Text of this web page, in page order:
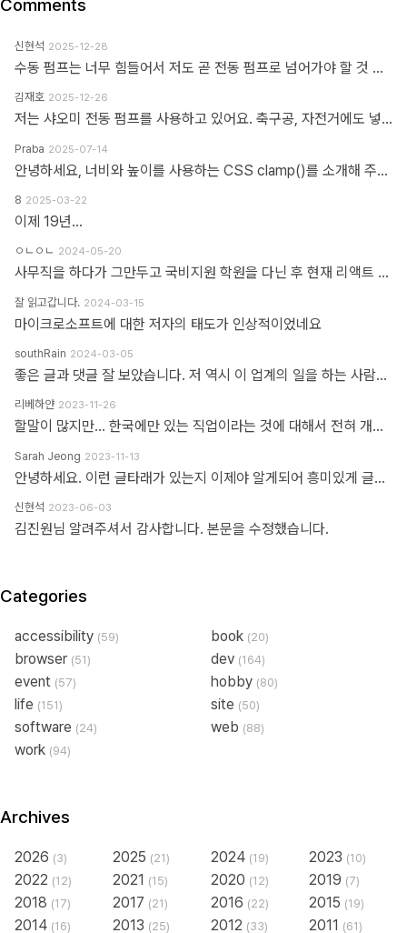
Comments
신현석 2025-12-28
수동 펌프는 너무 힘들어서 저도 곧 전동 펌프로 넘어가야 할 것 같네요.
김재호 2025-12-26
저는 샤오미 전동 펌프를 사용하고 있어요. 축구공, 자전거에도 넣을 수 있고 자동차 바퀴에도 넣을 수 있어요. 아주 만족스럽습니다.
Praba 2025-07-14
안녕하세요, 너비와 높이를 사용하는 CSS clamp()를 소개해 주셔서 감사합니다. 작업 부담을 최소화하기 위해 calc(), min, max 등 언급하신 모든 기능을 갖춘 도구를 개발했습니다. https://clampgenerator.com/tools/layout-spacing-size/?property=width 에서 확인해 보세요. 즐거운 코딩 되세요.
8 2025-03-22
이제 19년...
ㅇㄴㅇㄴ 2024-05-20
사무직을 하다가 그만두고 국비지원 학원을 다닌 후 현재 리액트 개발자로 일하고 있습니다 다행인지 불행인지(?) 컴퓨터 학원을 간게 아니라 디자인 학원을 가게 되었고 그곳에서는 퍼블리셔와 프론트엔드 개발자의 용어를 혼동해서 사용하였습니다 즉 저는 한동한 "HTML 마크업 + 스타일링 + 약간의 이벤트" 오로지 "사용자가 보고 있는 부분"만 다루는 작업이 "프론트엔드 개발"로 알고 있었습니다 ============> 우리가 흔히 퍼블리셔라고 불리는 영역입니다 하지만 학습할수록 사용자 영역과 소위 백엔드라고 불리는 영역과의 호환이 필요하다는 것을 알게 되었고 그때부터 지금까지 배웠던것과 전혀 다른 역할과 기능들을 학습하게 되었습니다 즉 자바스크립트도 event와 document 부분이 아닌 배열과 객체를 편집하는 것을 배워야 하고 API를 호출해 어떻게 사용자 영역으로 가져와야 하는가 등등 기존 퍼블리셔 역할군과 전혀 다른 것들을 다루게 되었습니다 ============> 이것이 프론트엔드 영역입니다 제가 두 가지 길을 모두 걸어본 바 프론트엔드 개발은 퍼블리셔의 완벽한 상위 호환이고 추구하는 목적도, 기술도 완전히 다릅니다 처음부터 다른 길을 가야하고 생각의 구조도 다르게 가야합니다 그런 의미에서 처음에 퍼블리셔라는 말이 처음에는 편가르기 하는것처럼 싫었지만 지금은 명확하게 길을 제시한다는 관점에서 좋다는 생각을 해봅니다
잘 읽고갑니다. 2024-03-15
마이크로소프트에 대한 저자의 태도가 인상적이었네요
southRain 2024-03-05
좋은 글과 댓글 잘 보았습니다. 저 역시 이 업계의 일을 하는 사람으로써 '웹퍼블리셔' 라는 단어를 만드신 분을 이제 알았네요. 해당 용어를 만들어주셔서 감사합니다. 그 덕에 제 업무에 대한 명확한 기준을 세울 수 있었습니다. 전 이제껏 '웹퍼블리셔' 라는 직무에 부끄러운 적 없었습니다. '웹 퍼블리셔' 라는 직무를 부끄러워 하는 건, 본인이 해당 업무를 제대로 이해하지 못하고 잘 수행하지 못하기 때문이라고 생각해요. 해외와 국내의 개발업무 포지션에 대한 단어가 다를 뿐인데, 유독 국내 개발자들 중에는 굳이 급을 나누는 분들이 많더라구요. 근데 그렇게 급을 나누는 만큼 기본이 되어있는지 의심스러울 때도 많았습니다. 퍼블리셔와 상의없이 css framework 로 화면 대충 만들다가... 디자이너 요청 대로 화면 수정 못하고 대뜸 찾아와서는 수정해달라고 하는 적도 많았고... 만들어 준 화면도 자기 맘대로 이것저것 손대다가 오히려 화면 다 틀어지는 경우도 많이 봤습니다. 이런 걸 보면 오히려 '프론트엔드 개발자' 라고 본인을 지칭하는 분들이 해외와 전혀 다른 개념으로 이해하고 있는 게 아닌가 라는 생각도 들었습니다. 이제는 면역이 되서... 그런 분들 만나면 '그러려니...' 하고 말지만요. ㅎㅎ 각자가 맡은 업무가 있는 거고, 각자의 업무를 서로 존중하는 환경이 필요하다고 생각합니다. 그리고 각자의 자리에서 본인 업무를 충실하면 되지 않을까 싶습니다.
리베하얀 2023-11-26
할말이 많지만... 한국에만 있는 직업이라는 것에 대해서 전혀 개의치도 않고 부끄러워할 이유도 없다고 봅니다. 이 직업군에 대해서 이해라며녀 00년대에 무슨일이 일어났었는지.. 알필요가 있고 국내만의 특수한 환경때문에 만들어진 직업군이고... 근래에 들어 국제화가 되면서 문제시 몇몇분이 문제삼는것 같은데... 본인의 업무 바운더리는 본인이 만드는거지.. 그 단어안에 갇혀서 본인의 수준이나 인식을 만든다고 보지 않습니다. 코더니 UI개발자니, 퍼블리셔니, FE니.. 웹마스터니 풀스택이니 ㅎㅎ 많은 직업군으로 불리우고 있지만 솔직히 본인의 역량에 따라 불리운다고 생각합니다. 당시에 신현석님이 던진 하나의 단어에 여전히 밥먹고 살고 있고, 때때론 자부심도 느낍니다.
Sarah Jeong 2023-11-13
안녕하세요. 이런 글타래가 있는지 이제야 알게되어 흥미있게 글타래를 읽어보았네요. 제가 방금 글타래라고 쓴것처럼, 댓글이라는 단어에도 여러 다른 이름이 존재한다는 것을 우리는 암묵적으로 알고 있을 거라 생각하는데요 EX 1.) 글타래(민 우리말. 인터넷 게시판에서 어떤 게시글과 그에 대한 답신으로 쓰여진 게시글들의 모임. [NAVER 국어사전 글 인용]) = 댓글(게시물 밑에 남길 수 있는 글을 표현한 단어) = 코멘트(영어 코멘트를 한국어로 표현한 단어) = 리플(영어 reple을 한국어로 표현한 단어) = 스레드(thread) EX 2.) Height(사물의 높이, 사람의 키&신장, 키가 높음, 지상으로부터의 고도) 해당 단어는 발음에서 논란이 된적이 있습니다. (설마.. 고인물만 아는 거일지도...T^T..) 미국, 영국 등 주요국가에서는 해당 단어의 발음을 한국어 발음 표현으로 '하이트' or '하잍' 라고 읽으나, 스페인어로 해당 단어는 '헤이트' or '헤잍' 라고 읽습니다. 전 세계적으로 스페인어를 쓰는 인구는 2019년 3월 기준으로 4억 6천만명이며, 영어를 사용하는 인구는 3억 7천만명이라고 구글검색에 나옵니다. EX 3.) 2023년 현재 우리나라에서는 각 세대 별로 쓰는 한 가지 표현에 대한 단어들도 다릅니다. 50대 이상이신 분들은 한자어를 주로 사용하신 세대들이고, 10대 ~ 20대분들은 줄임말 또는 은어를 만들어 주로 사용하고 있습니다. 위의 예시와 같이 한 가지를 가리키는 명사에 여러가지 표현이 존재하고, 모든 사람들이 표준어 하나만 사용하고 있지 않으며, 전라도, 충정도, 경상도 방언이 존재한다는 사실도 암묵적으로 우리는 알고 있다 생각합니다 물론, 표준어처럼 한 가지 표현만 존재하면 다시 한번 확인하는 절차없이 의사소통이 원활할테지만, 우리는 일상속에서도 방언이나 댓글, 줄임말 등의 다른 표현들을 받아들이고 있는 존재들입니다. 만드신 분의 말씀대로 그저 지나온 과거에서는 그 표현이 필요하여 쓰여졌었다고 이해하고 넘어가시면 어떨까하여 주절대며 나불거려보았네요.. PS. 쓰잘데기 없는 제 생각을 읽어주셔서 고맙습니다.. AI도 발전해나가고 있는 마당에 같은 인종끼리 싸우지 맙시다~~~ㅋㅋㅋ
신현석 2023-06-03
김진원님 알려주셔서 감사합니다. 본문을 수정했습니다.
Categories
accessibility (59) book (20)
browser (51) dev (164)
event (57) hobby (80)
life (151) site (50)
software (24) web (88)
work (94)
Archives
2026 (3) 2025 (21) 2024 (19) 2023 (10)
2022 (12) 2021 (15) 2020 (12) 2019 (7)
2018 (17) 2017 (21) 2016 (22) 2015 (19)
2014 (16) 2013 (25) 2012 (33) 2011 (61)